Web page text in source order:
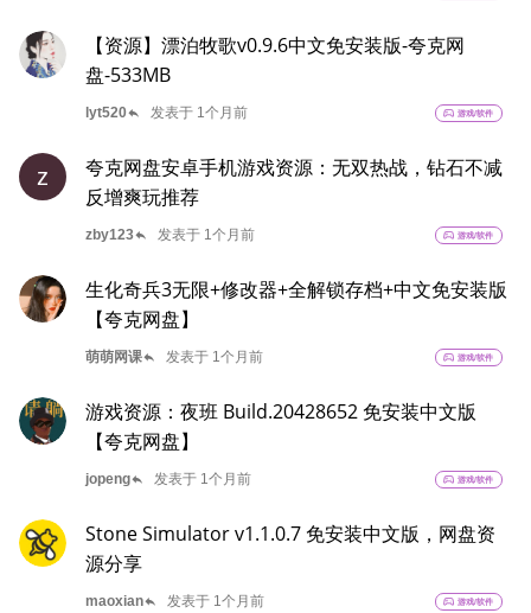
【资源】漂泊牧歌v0.9.6中文免安装版-夸克网
盘-533MB
lyt520reply 发表于 1个月前 sports_esports 游戏/软件
z
夸克网盘安卓手机游戏资源：无双热战，钻石不减
反增爽玩推荐
zby123reply 发表于 1个月前 sports_esports 游戏/软件
生化奇兵3无限+修改器+全解锁存档+中文免安装版
【夸克网盘】
萌萌网课reply 发表于 1个月前 sports_esports 游戏/软件
游戏资源：夜班 Build.20428652 免安装中文版
【夸克网盘】
jopengreply 发表于 1个月前 sports_esports 游戏/软件
Stone Simulator v1.1.0.7 免安装中文版，网盘资
源分享
maoxianreply 发表于 1个月前 sports_esports 游戏/软件